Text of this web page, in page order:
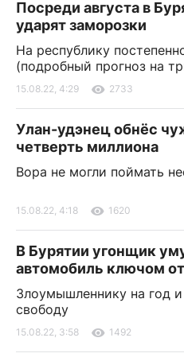
Посреди августа в
ударят заморозки
На республику
(подробный прогноз на
15.08.22, 4:29 2733
Улан-удэнец обнёс
четверть миллиона
Вора не могли поймать
15.08.22, 4:18 1620
В Бурятии угонщик
автомобиль ключом
Злоумышленнику на год
свободу
15.08.22, 3:58 1492